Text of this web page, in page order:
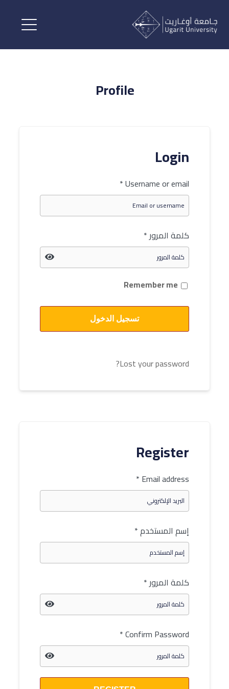
Profile
Login
Username or email
*
كلمة المرور*
تسجيل الدخول
Lost your password?
Register
Email address
*
إسم المستخدم*
كلمة المرور*
Confirm Password
*